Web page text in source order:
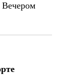
Вечером